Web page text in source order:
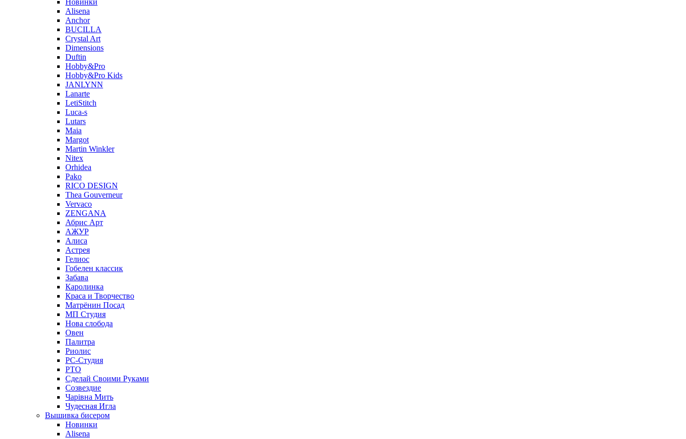
Новинки
Alisena
Anchor
BUCILLA
Crystal Art
Dimensions
Duftin
Hobby&Pro
Hobby&Pro Kids
JANLYNN
Lanarte
LetiStitch
Luca-s
Lutars
Maia
Margot
Martin Winkler
Nitex
Orhidea
Pako
RICO DESIGN
Thea Gouverneur
Vervaco
ZENGANA
Абрис Арт
АЖУР
Алиса
Астрея
Гелиос
Гобелен классик
Забава
Каролинка
Краса и Творчество
Матрёнин Посад
МП Студия
Нова слобода
Овен
Палитра
Риолис
РС-Студия
РТО
Сделай Своими Руками
Созвездие
Чарiвна Мить
Чудесная Игла
Вышивка бисером
Новинки
Alisena